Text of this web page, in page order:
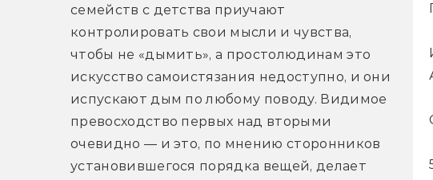
семейств с детства приучают
контролировать свои мысли и чувства,
чтобы не «дымить», а простолюдинам это
искусство самоистязания недоступно, и они
испускают дым по любому поводу. Видимое
превосходство первых над вторыми
очевидно — и это, по мнению сторонников
установившегося порядка вещей, делает